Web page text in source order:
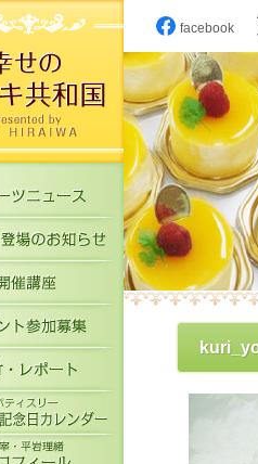
スイーツニュー
メディア登場の
開催講座
イベント参加募
取材・レポート
パティスリーオ
主宰・平岩理緒
facebook